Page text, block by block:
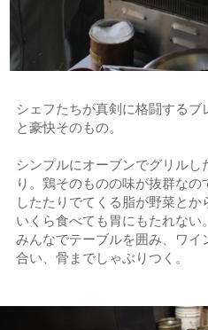
シェフたちが真剣に格闘するブ
と豪快そのもの。
シンプルにオーブンでグリルし
り。鶏そのものの味が抜群なの
したたりでてくる脂が野菜と
いくら食べても胃にもたれない。
みんなでテーブルを囲み、ワイ
合い、骨までしゃぶりつく。